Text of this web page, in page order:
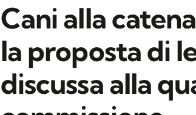
Cani alla
la proposta di
discussa alla